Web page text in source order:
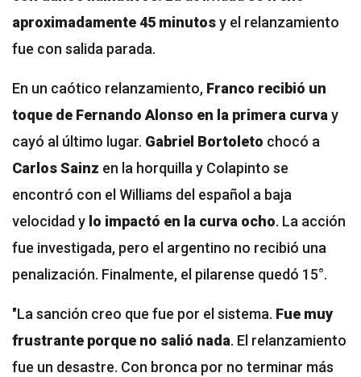
aproximadamente 45 minutosy el relanzamiento
fue con salida parada.
En un caótico relanzamiento, Franco recibió un
toque de Fernando Alonso en la primera curvay
cayó al último lugar. Gabriel Bortoleto chocó a
Carlos Sainz en la horquilla y Colapinto se
encontró con el Williams del español a baja
velocidad y lo impactó en la curva ocho. La acción
fue investigada, pero el argentino no recibió una
penalización. Finalmente, el pilarense quedó 15°.
"La sanción creo que fue por el sistema. Fue muy
frustrante porque no salió nada. El relanzamiento
fue un desastre. Con bronca por no terminar más